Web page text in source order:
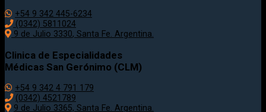
+54 9 342 445-6234
(0342) 5811024
9 de Julio 3330, Santa Fe. Argentina.
Clinica de Especialidades
Médicas San Gerónimo (CLM)
+54 9 342 4 791 179
(0342) 4521789
9 de Julio 3365, Santa Fe. Argentina.